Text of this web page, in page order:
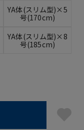
YA体(スリム型)×5
号(170cm)
YA体(スリム型)×8
号(185cm)